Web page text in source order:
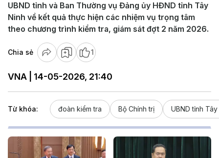
UBND tỉnh và Ban Thường vụ Đảng ủy HĐND tỉnh Tây
Ninh về kết quả thực hiện các nhiệm vụ trọng tâm
theo chương trình kiểm tra, giám sát đợt 2 năm 2026.
Chia sẻ 1
VNA | 14-05-2026, 21:40
Từ khóa: đoàn kiểm tra Bộ Chính trị UBND tỉnh